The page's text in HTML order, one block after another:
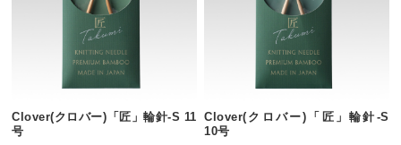
Clover(クロバー)「匠」輪針-S 11
号
Clover(クロバー)「匠」輪針-S
10号